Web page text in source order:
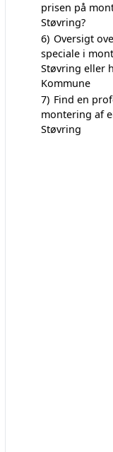
prisen på
Støvring?
6) Oversigt
speciale i
Støvring eller
Kommune
7) Find en
montering af
Støvring